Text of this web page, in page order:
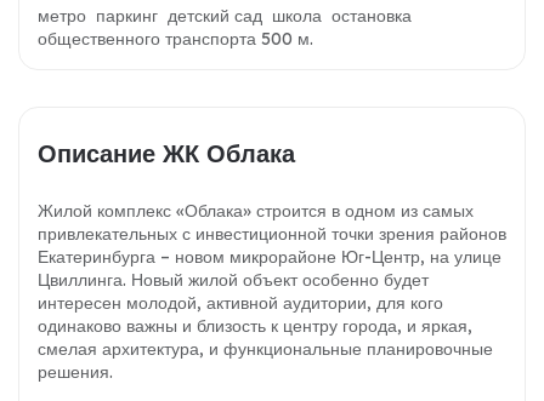
метро паркинг детский сад школа остановка
общественного транспорта 500 м.
Описание ЖК Облака
Жилой комплекс «Облака» строится в одном из самых
привлекательных с инвестиционной точки зрения районов
Екатеринбурга – новом микрорайоне Юг-Центр, на улице
Цвиллинга. Новый жилой объект особенно будет
интересен молодой, активной аудитории, для кого
одинаково важны и близость к центру города, и яркая,
смелая архитектура, и функциональные планировочные
решения.